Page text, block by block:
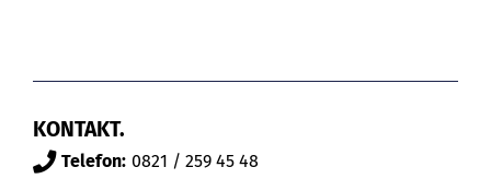
KONTAKT.
Telefon: 0821 / 259 45 48